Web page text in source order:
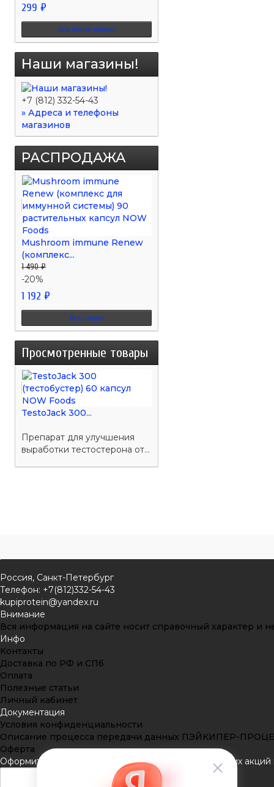
299 ₽
Все новые товары
Наши магазины!
+7 (812) 332-54-43
» Адреса и телефоны
магазинов
РАСПРОДАЖА
Mushroom immune Renew
(комплекс...
1 490 ₽
-20%
1 192 ₽
Все скидки
Просмотренные товары
TestoJack 300...
Препарат для улучшения
выработки тестостерона от...
Россия, Санкт-Петербург
Телефон: +7(812)332-54-43
kupiprotein@yandex.ru
Внимание
Вся информация на сайте носит справочный характер и
Инфо
Контакты
Доставка по РФ и СПб
Оплата
Полезные статьи
Личный кабинет
Документация
Условия конфиденциальности
Описание процесса передачи данных ПЭЙКИПЕР-
Оферта
Оформить подписку
Подпишитесь на рассылку наших